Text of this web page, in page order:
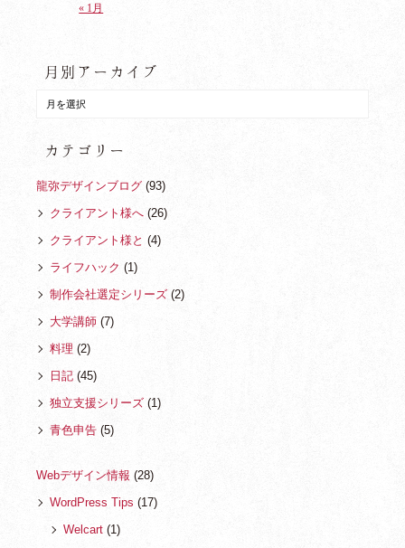
« 1月
月別アーカイブ
カテゴリー
龍弥デザインブログ (93)
クライアント様へ (26)
クライアント様と (4)
ライフハック (1)
制作会社選定シリーズ (2)
大学講師 (7)
料理 (2)
日記 (45)
独立支援シリーズ (1)
青色申告 (5)
Webデザイン情報 (28)
WordPress Tips (17)
Welcart (1)